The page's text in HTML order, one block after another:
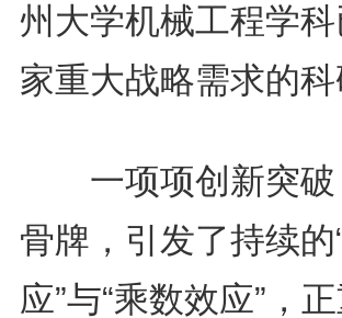
州大学机械工程学
家重大战略需求的科
一项项创新突破
骨牌，引发了持续的
应”与“乘数效应”，